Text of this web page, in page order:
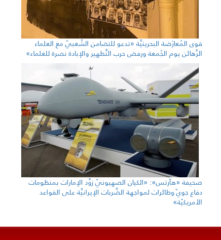
قوى المُعارَضة البحرينيَّة «تدعو للتضامن الشّعبيّ مع العلماء
الرَّهائن يوم الجُمعة ورفض حرب التَّطهير والإبادة نصرة للعلماء»
صحيفة «هآرتس»: «الكيان الصهيونيّ زوَّد الإمارات بمنظومات
دفاع جويّ وطائرات لمواجهة الضَّربات الإيرانيَّة على القواعد
الأمريكيّة»